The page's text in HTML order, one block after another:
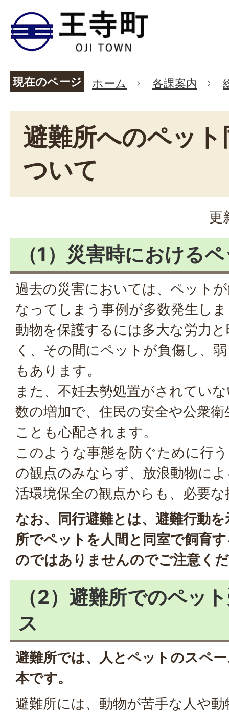
現在のページ ホーム 各課案内
避難所へのペッ
ついて
更
（1）災害時における
過去の災害においては、ペット
なってしまう事例が多数発生し
動物を保護するには多大な労力
く、その間にペットが負傷し、
もあります。
また、不妊去勢処置がされてい
数の増加で、住民の安全や公衆
ことも心配されます。
このような事態を防ぐために行
の観点のみならず、放浪動物に
活環境保全の観点からも、必要
なお、同行避難とは、避難行動
所でペットを人間と同室で飼育
のではありませんのでご注意く
（2）避難所でのペッ
ス
避難所では、人とペットのスペ
本です。
避難所には、動物が苦手な人や